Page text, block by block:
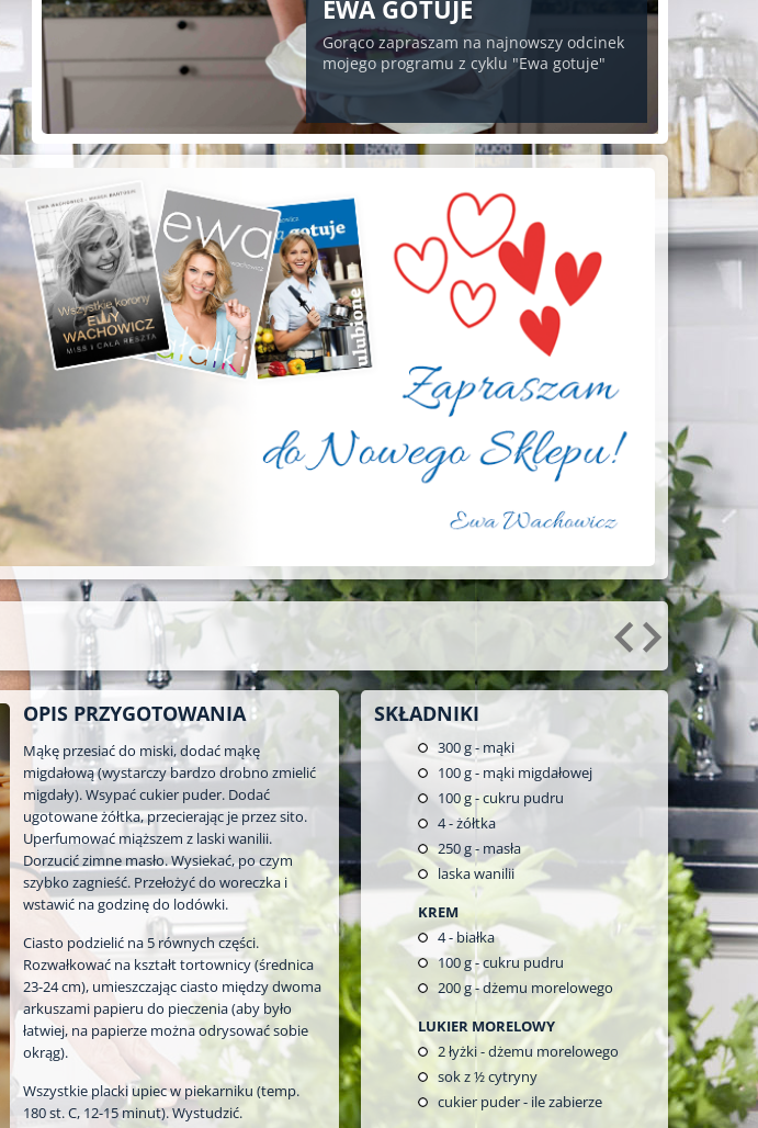
EWA GOTUJE
Gorąco zapraszam na najnowszy odcinek
mojego programu z cyklu "Ewa gotuje"
OPIS PRZYGOTOWANIA
Mąkę przesiać do miski, dodać mąkę
migdałową (wystarczy bardzo drobno zmielić
migdały). Wsypać cukier puder. Dodać
ugotowane żółtka, przecierając je przez sito.
Uperfumować miąższem z laski wanilii.
Dorzucić zimne masło. Wysiekać, po czym
szybko zagnieść. Przełożyć do woreczka i
wstawić na godzinę do lodówki.
Ciasto podzielić na 5 równych części.
Rozwałkować na kształt tortownicy (średnica
23-24 cm), umieszczając ciasto między dwoma
arkuszami papieru do pieczenia (aby było
łatwiej, na papierze można odrysować sobie
okrąg).
Wszystkie placki upiec w piekarniku (temp.
180 st. C, 12-15 minut). Wystudzić.
SKŁADNIKI
300g - mąki
100g - mąki migdałowej
100g - cukru pudru
4- żółtka
250g - masła
laska wanilii
KREM
4- białka
100g - cukru pudru
200g - dżemu morelowego
LUKIER MORELOWY
2łyżki - dżemu morelowego
sok z ½ cytryny
cukier puder - ile zabierze